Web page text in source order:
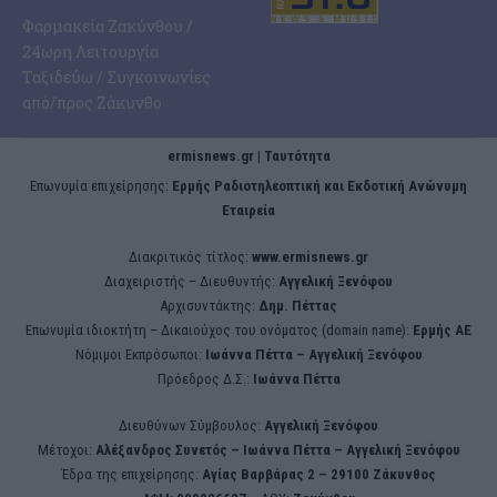
Φαρμακεία Ζακύνθου /
24ωρη Λειτουργία
Ταξιδεύω / Συγκοινωνίες
από/προς Ζάκυνθο
ermisnews.gr | Ταυτότητα
Eπωνυμία επιχείρησης: Ερμής Ραδιοτηλεοπτική και Εκδοτική Ανώνυμη
Εταιρεία
Διακριτικός τίτλος: www.ermisnews.gr
Διαχειριστής – Διευθυντής: Αγγελική Ξενόφου
Αρχισυντάκτης: Δημ. Πέττας
Επωνυμία ιδιοκτήτη – Δικαιούχος του ονόματος (domain name): Ερμής ΑΕ
Νόμιμοι Εκπρόσωποι: Iωάννα Πέττα – Αγγελική Ξενόφου
Πρόεδρος Δ.Σ.: Iωάννα Πέττα
Διευθύνων Σύμβουλος: Αγγελική Ξενόφου
Μέτοχοι: Αλέξανδρος Συνετός – Iωάννα Πέττα – Αγγελική Ξενόφου
Έδρα της επιχείρησης: Aγίας Βαρβάρας 2 – 29100 Ζάκυνθος